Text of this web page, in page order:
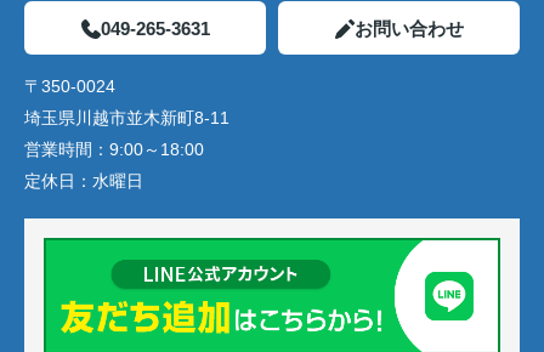
049-265-3631 お問い合わせ
〒350-0024
埼玉県川越市並木新町8-11
営業時間： 9:00～18:00
定休日： 水曜日